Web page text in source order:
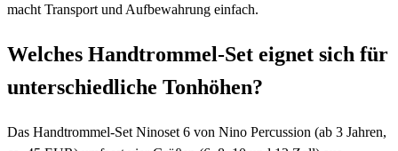
macht Transport und Aufbewahrung einfach.
Welches Handtrommel-Set eignet sich für
unterschiedliche Tonhöhen?
Das Handtrommel-Set Ninoset 6 von Nino Percussion (ab 3 Jahren,